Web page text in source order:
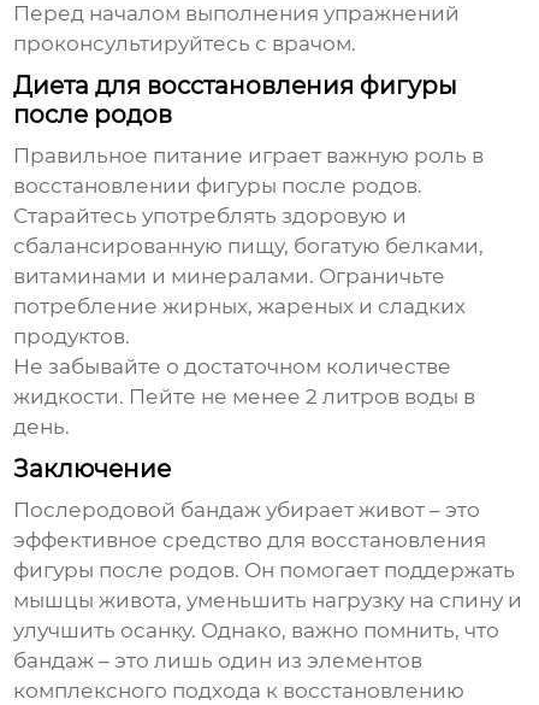
Перед началом выполнения упражнений
проконсультируйтесь с врачом.
Диета для восстановления фигуры
после родов
Правильное питание играет важную роль в
восстановлении фигуры после родов.
Старайтесь употреблять здоровую и
сбалансированную пищу, богатую белками,
витаминами и минералами. Ограничьте
потребление жирных, жареных и сладких
продуктов.
Не забывайте о достаточном количестве
жидкости. Пейте не менее 2 литров воды в
день.
Заключение
Послеродовой бандаж убирает живот – это
эффективное средство для восстановления
фигуры после родов. Он помогает поддержать
мышцы живота, уменьшить нагрузку на спину и
улучшить осанку. Однако, важно помнить, что
бандаж – это лишь один из элементов
комплексного подхода к восстановлению